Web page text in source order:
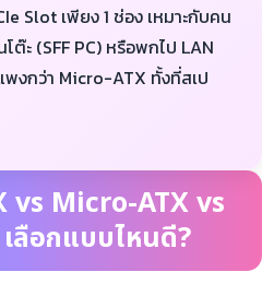
Slot เพียง 1 ช่อง เหมาะกับคน
ต๊ะ (SFF PC) หรือพกไป LAN
งกว่า Micro-ATX ทั้งที่สเป
vs Micro-ATX vs
อกแบบไหนดี?